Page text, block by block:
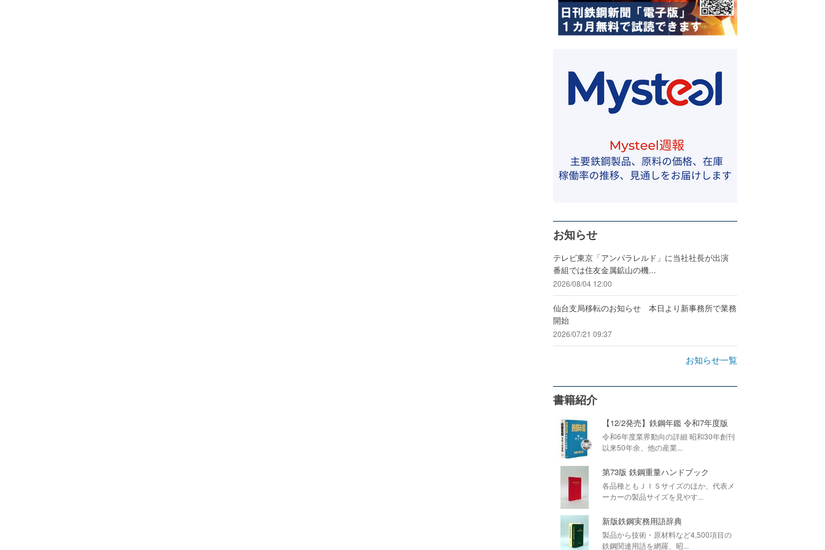
お知らせ
テレビ東京「アンパラレルド」に当社社長が出演
番組では住友金属鉱山の機...
2026/08/04 12:00
仙台支局移転のお知らせ 本日より新事務所で業務
開始
2026/07/21 09:37
お知らせ一覧
書籍紹介
【12/2発売】鉄鋼年鑑 令和7年度版
令和6年度業界動向の詳細 昭和30年創刊
以来50年余、他の産業...
第73版 鉄鋼重量ハンドブック
各品種ともＪＩＳサイズのほか、代表メ
ーカーの製品サイズを見やす...
新版鉄鋼実務用語辞典
製品から技術・原材料など4,500項目の
鉄鋼関連用語を網羅、昭...